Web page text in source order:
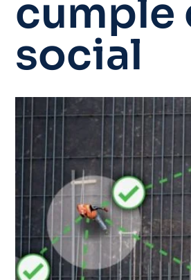
cumple
social